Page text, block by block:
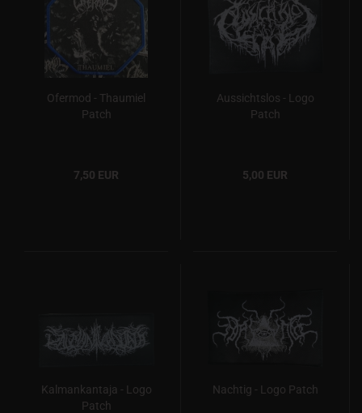
Ofermod - Thaumiel
Patch
7,50 EUR
Aussichtslos - Logo
Patch
5,00 EUR
Kalmankantaja - Logo
Patch
Nachtig - Logo Patch